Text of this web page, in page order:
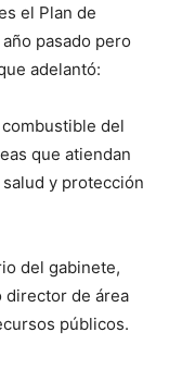
el Plan de
pasado pero
adelantó:
del
que atiendan
y protección
del gabinete,
director de área
públicos.